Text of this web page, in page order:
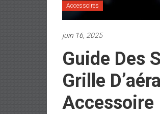
Accessoires
juin 16, 2025
Guide Des
Grille
Accessoire